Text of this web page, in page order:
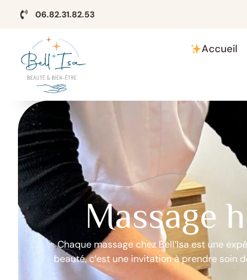
06.82.31.82.53
Accueil
Massage
Chaque massage chez Bell’Isa est une
beauté, c’est une invitation à prendre soin